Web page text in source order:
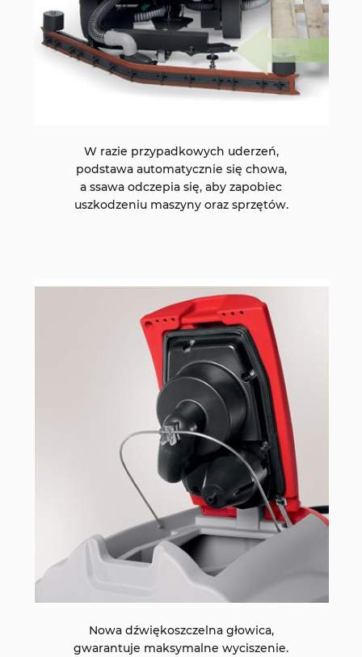
W razie przypadkowych uderzeń,
podstawa automatycznie się chowa,
a ssawa odczepia się, aby zapobiec
uszkodzeniu maszyny oraz sprzętów.
Nowa dźwiękoszczelna głowica,
gwarantuje maksymalne wyciszenie.